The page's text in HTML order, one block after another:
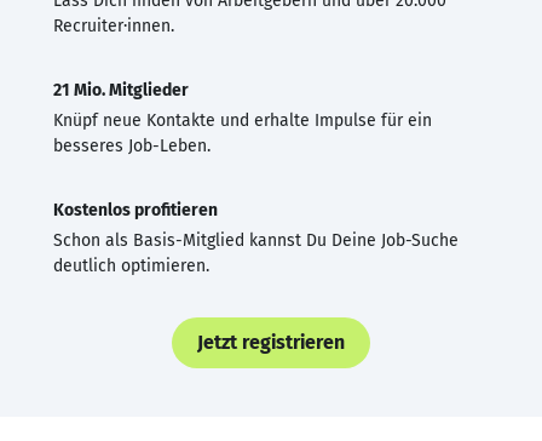
Recruiter·innen.
21 Mio. Mitglieder
Knüpf neue Kontakte und erhalte Impulse für ein
besseres Job-Leben.
Kostenlos profitieren
Schon als Basis-Mitglied kannst Du Deine Job-Suche
deutlich optimieren.
Jetzt registrieren